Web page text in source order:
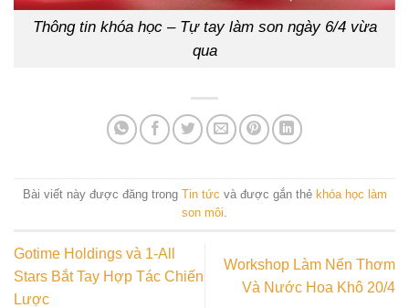
Thông tin khóa học – Tự tay làm son ngày 6/4 vừa
qua
Bài viết này được đăng trong Tin tức và được gắn thẻ khóa học làm
son môi
Gotime Holdings và 1-All
Stars Bắt Tay Hợp Tác Chiến
Lược
Workshop Làm Nến Thơm
Và Nước Hoa Khô 20/4